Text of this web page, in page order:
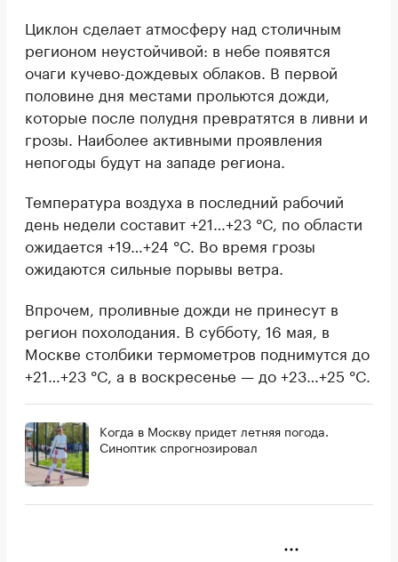
Циклон сделает атмосферу над столичным
регионом неустойчивой: в небе появятся
очаги кучево-дождевых облаков. В первой
половине дня местами прольются дожди,
которые после полудня превратятся в ливни и
грозы. Наиболее активными проявления
непогоды будут на западе региона.
Температура воздуха в последний рабочий
день недели составит +21…+23 °C, по области
ожидается +19…+24 °C. Во время грозы
ожидаются сильные порывы ветра.
Впрочем, проливные дожди не принесут в
регион похолодания. В субботу, 16 мая, в
Москве столбики термометров поднимутся до
+21…+23 °C, а в воскресенье — до +23…+25 °C.
Когда в Москву придет летняя погода.
Синоптик спрогнозировал